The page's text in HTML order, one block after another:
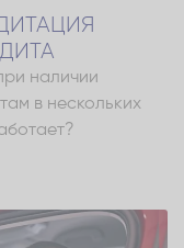
наличии
в нескольких